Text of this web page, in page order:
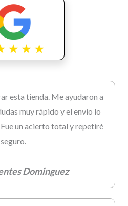
esta tienda. Me ayudaron a
muy rápido y el envío lo
un acierto total y repetiré
seguro.
Dominguez